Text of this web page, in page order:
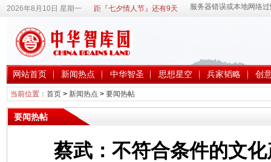
2026年8月10日 星期一 距『七夕情人节』还有9天
网站首页 新闻热点 中华智圣 思想星空 兵家韬略 创
当前位置： 首页> 新闻热点 > 要闻热帖
要闻热帖
蔡武：不符合条件的文